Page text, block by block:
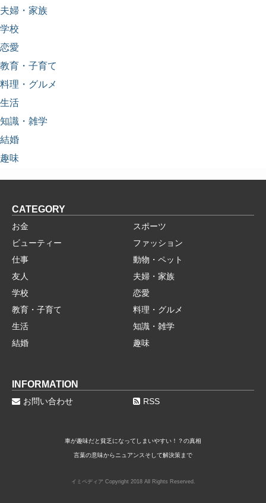
夫婦・家族
学校
恋愛
教育・子育て
料理・グルメ
生活
知識・雑学
結婚
趣味
CATEGORY
お金
スポーツ
ビューティー
ファッション
仕事
動物・ペット
友人
夫婦・家族
学校
恋愛
教育・子育て
料理・グルメ
生活
知識・雑学
結婚
趣味
INFORMATION
お問い合わせ RSS
車が趣味だと貧乏になってしまいやすい！？の真相
言葉の意味からニュアンスそして解決策まで
イミペディア Copyright 2018 All Rights Reserved.